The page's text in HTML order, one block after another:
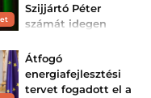
Szijjártó Péter
számát idegen
Panyi Szabolcs
meg...
A Soros-féle
intézményhálózat
Átfogó
energiafejlesztési
tervet fogadott el a